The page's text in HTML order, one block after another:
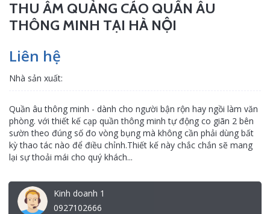
THU ÂM QUẢNG CÁO QUẦN ÂU
THÔNG MINH TẠI HÀ NỘI
Liên hệ
Nhà sản xuất:
Quần âu thông minh - dành cho người bận rộn hay ngồi làm văn
phòng. với thiết kế cạp quần thông minh tự động co giãn 2 bên
sườn theo đúng số đo vòng bụng mà không cần phải dùng bất
kỳ thao tác nào để điều chỉnh.Thiết kế này chắc chắn sẽ mang
lại sự thoải mái cho quý khách...
Kinh doanh 1
0927102666